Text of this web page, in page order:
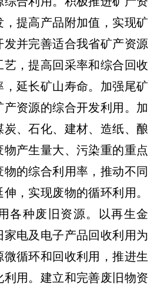
提高产品附加值，实现矿
发并完善适合我省矿产资源
，提高回采率和综合回收
延长矿山寿命。加强尾矿
产资源的综合开发利用。加
、石化、建材、造纸、酿
产生量大、污染重的重点
的综合利用率，推动不同
，实现废物的循环利用。
各种废旧资源。以再生金
家电及电子产品回收利用为
循环和回收利用，推进生
用。建立和完善废旧物资